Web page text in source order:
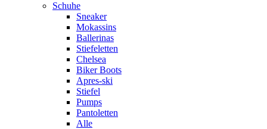
Schuhe
Sneaker
Mokassins
Ballerinas
Stiefeletten
Chelsea
Biker Boots
Apres-ski
Stiefel
Pumps
Pantoletten
Alle